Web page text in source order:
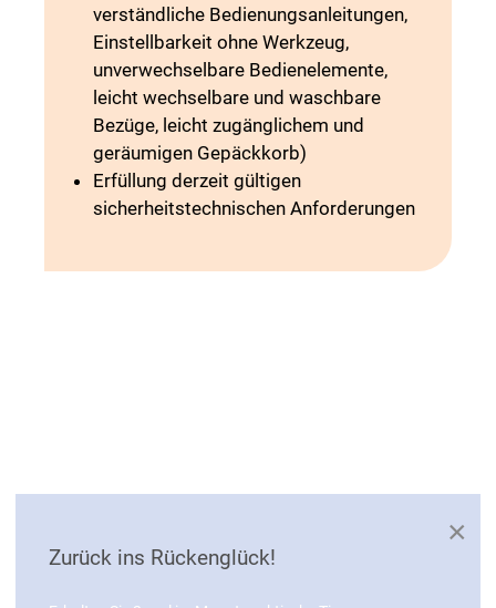
verständliche Bedienungsanleitungen,
Einstellbarkeit ohne Werkzeug,
unverwechselbare Bedienelemente,
leicht wechselbare und waschbare
Bezüge, leicht zugänglichem und
geräumigen Gepäckkorb)
Erfüllung derzeit gültigen
sicherheitstechnischen Anforderungen
×
Zurück ins Rückenglück!